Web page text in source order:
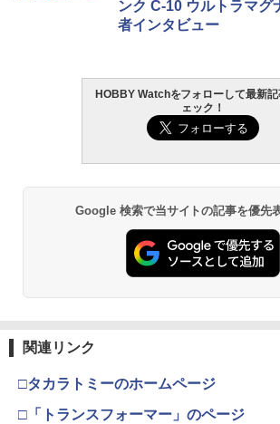
ンク C-10 ウルトラマグ
者インタビュー
HOBBY Watchをフォローして最新
ェック！
Google 検索で当サイトの記事を優先
関連リンク
□タカラトミーのホームページ
□「トランスフォーマー」のページ